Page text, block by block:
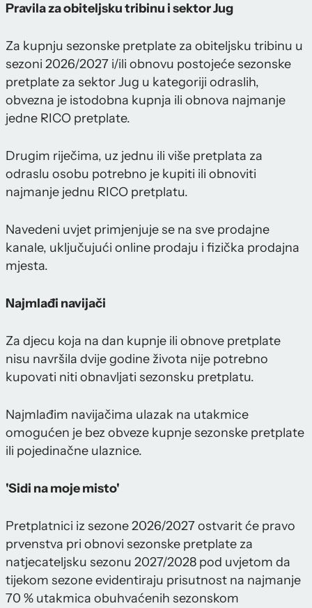
Pravila za obiteljsku tribinu i sektor Jug
Za kupnju sezonske pretplate za obiteljsku tribinu u
sezoni 2026/2027 i/ili obnovu postojeće sezonske
pretplate za sektor Jug u kategoriji odraslih,
obvezna je istodobna kupnja ili obnova najmanje
jedne RICO pretplate.
Drugim riječima, uz jednu ili više pretplata za
odraslu osobu potrebno je kupiti ili obnoviti
najmanje jednu RICO pretplatu.
Navedeni uvjet primjenjuje se na sve prodajne
kanale, uključujući online prodaju i fizička prodajna
mjesta.
Najmlađi navijači
Za djecu koja na dan kupnje ili obnove pretplate
nisu navršila dvije godine života nije potrebno
kupovati niti obnavljati sezonsku pretplatu.
Najmlađim navijačima ulazak na utakmice
omogućen je bez obveze kupnje sezonske pretplate
ili pojedinačne ulaznice.
'Sidi na moje misto'
Pretplatnici iz sezone 2026/2027 ostvarit će pravo
prvenstva pri obnovi sezonske pretplate za
natjecateljsku sezonu 2027/2028 pod uvjetom da
tijekom sezone evidentiraju prisutnost na najmanje
70 % utakmica obuhvaćenih sezonskom